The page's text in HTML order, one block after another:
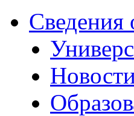
Сведения